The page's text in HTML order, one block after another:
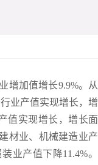
增加值增长9.9%。从
业产值实现增长，增
值实现增长，增长面
材业、机械建造业产
业产值下降11.4%。